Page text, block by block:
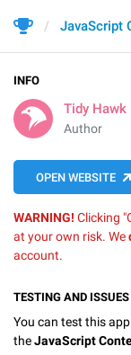
JavaScript
INFO
Tidy Hawk
Author
OPEN WEBSITE
WARNING! Clicking
at your own risk. We
account.
TESTING AND ISSUES
You can test this
theJavaScript